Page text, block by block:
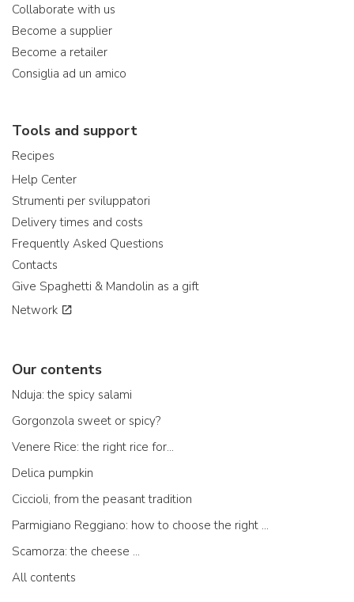
Collaborate with us
Become a supplier
Become a retailer
Consiglia ad un amico
Tools and support
Recipes
Help Center
Strumenti per sviluppatori
Delivery times and costs
Frequently Asked Questions
Contacts
Give Spaghetti & Mandolin as a gift
Network
Our contents
Nduja: the spicy salami
Gorgonzola sweet or spicy?
Venere Rice: the right rice for...
Delica pumpkin
Ciccioli, from the peasant tradition
Parmigiano Reggiano: how to choose the right one
Scamorza: the cheese ...
All contents